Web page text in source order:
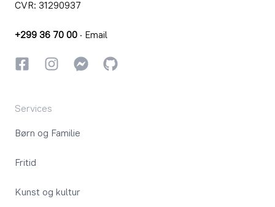
CVR: 31290937
+299 36 70 00 · Email
FacebookInstagramInstagram
GitHub
Services
Børn og Familie
Fritid
Kunst og kultur